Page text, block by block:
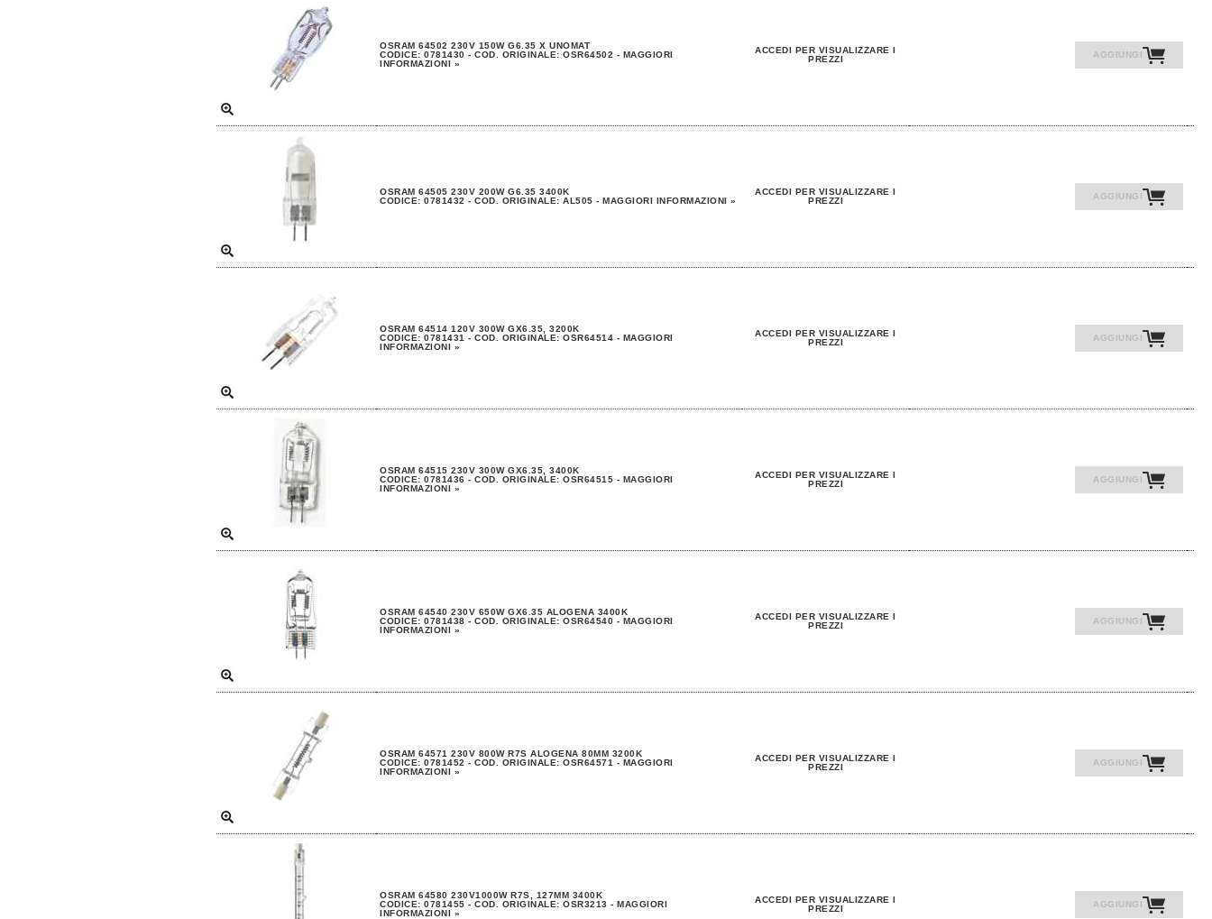
OSRAM 64502 230V 150W G6.35 X UNOMAT
CODICE: 0781430 - COD. ORIGINALE: OSR64502 - MAGGIORI
INFORMAZIONI »
ACCEDI PER VISUALIZZARE I
PREZZI
AGGIUNGI
OSRAM 64505 230V 200W G6.35 3400K
CODICE: 0781432 - COD. ORIGINALE: AL505 - MAGGIORI INFORMAZIONI »
ACCEDI PER VISUALIZZARE I
PREZZI
AGGIUNGI
OSRAM 64514 120V 300W GX6.35, 3200K
CODICE: 0781431 - COD. ORIGINALE: OSR64514 - MAGGIORI
INFORMAZIONI »
ACCEDI PER VISUALIZZARE I
PREZZI
AGGIUNGI
OSRAM 64515 230V 300W GX6.35, 3400K
CODICE: 0781436 - COD. ORIGINALE: OSR64515 - MAGGIORI
INFORMAZIONI »
ACCEDI PER VISUALIZZARE I
PREZZI
AGGIUNGI
OSRAM 64540 230V 650W GX6.35 ALOGENA 3400K
CODICE: 0781438 - COD. ORIGINALE: OSR64540 - MAGGIORI
INFORMAZIONI »
ACCEDI PER VISUALIZZARE I
PREZZI
AGGIUNGI
OSRAM 64571 230V 800W R7S ALOGENA 80MM 3200K
CODICE: 0781452 - COD. ORIGINALE: OSR64571 - MAGGIORI
INFORMAZIONI »
ACCEDI PER VISUALIZZARE I
PREZZI
AGGIUNGI
OSRAM 64580 230V1000W R7S, 127MM 3400K
CODICE: 0781455 - COD. ORIGINALE: OSR3213 - MAGGIORI
INFORMAZIONI »
ACCEDI PER VISUALIZZARE I
PREZZI
AGGIUNGI